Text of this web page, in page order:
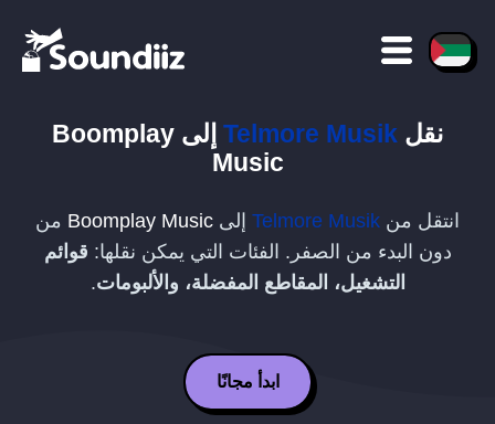
نقل Telmore Musik إلى Boomplay
Music
انتقل من Telmore Musik إلى Boomplay Music من
دون البدء من الصفر. الفئات التي يمكن نقلها: قوائم
التشغيل، المقاطع المفضلة، والألبومات.
ابدأ مجانًا